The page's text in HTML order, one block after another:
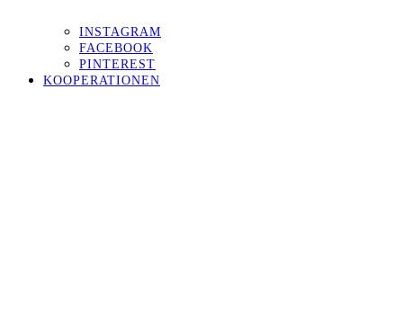
INSTAGRAM
FACEBOOK
PINTEREST
KOOPERATIONEN